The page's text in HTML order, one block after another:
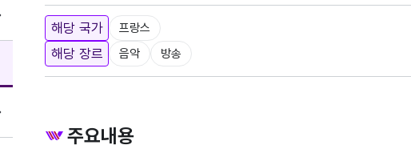
해당 국가 프랑스
해당 장르 음악 방송
주요내용